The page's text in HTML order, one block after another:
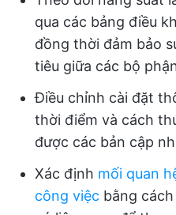
qua các bảng điều
đồng thời đảm bảo
tiêu giữa các bộ
Điều chỉnh cài đặt
thời điểm và cách
được các bản cập
Xác định mối quan
công việc bằng